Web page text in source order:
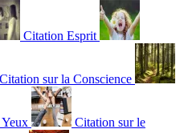
Citation Esprit
Citation sur la Conscience
Citation sur le